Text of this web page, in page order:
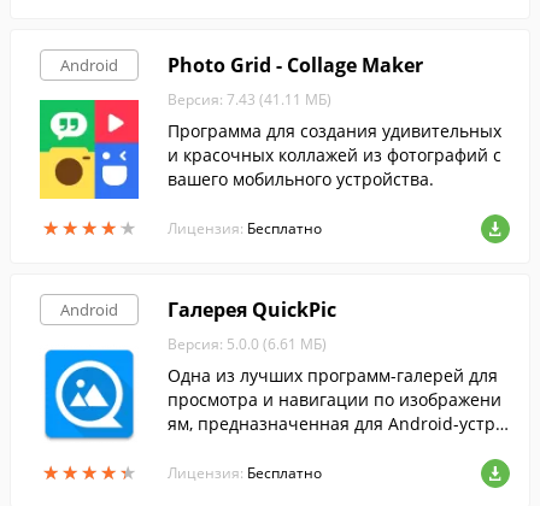
Android
★★★★★
★★★★★
Photo Grid - Collage Maker
Версия: 7.43 (41.11 МБ)
Программа для создания удивительных
и красочных коллажей из фотографий с
вашего мобильного устройства.
Лицензия: Бесплатно
Android
★★★★★
★★★★★
Галерея QuickPic
Версия: 5.0.0 (6.61 МБ)
Одна из лучших программ-галерей для
просмотра и навигации по изображени
ям, предназначенная для Android-устро
Лицензия: Бесплатно